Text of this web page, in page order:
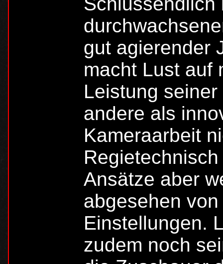
gut agierender
macht Lust auf
Leistung
andere als
Kameraarbeit
Ansätze aber
abgesehen
Einstellungen.
zudem noch